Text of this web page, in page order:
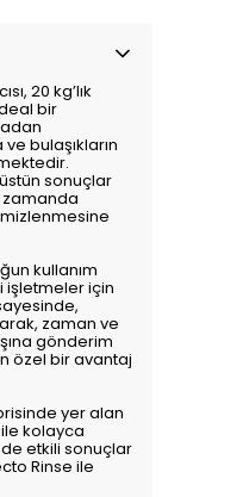
20 kg’lık
bir
bulaşıkların
sonuçlar
zamanda
kullanım
için
zaman ve
gönderim
özel bir avantaj
yer alan
ile kolayca
etkili sonuçlar
Rinse ile